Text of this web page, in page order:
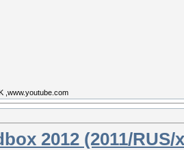
,www.youtube.com
2012 (2011/RUS/